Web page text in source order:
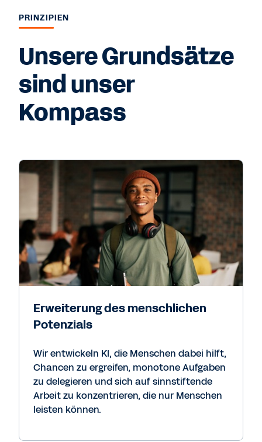
PRINZIPIEN
Unsere Grundsätze
sind unser
Kompass
Erweiterung des menschlichen
Potenzials
Wir entwickeln KI, die Menschen dabei hilft,
Chancen zu ergreifen, monotone Aufgaben
zu delegieren und sich auf sinnstiftende
Arbeit zu konzentrieren, die nur Menschen
leisten können.